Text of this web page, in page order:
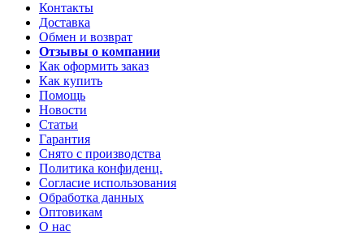
Контакты
Доставка
Обмен и возврат
Отзывы о компании
Как оформить заказ
Как купить
Помощь
Новости
Статьи
Гарантия
Снято с производства
Политика конфиденц.
Согласие использования
Обработка данных
Оптовикам
О нас